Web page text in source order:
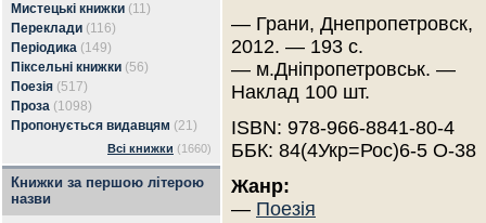
Мистецькі книжки (11)
Переклади (116)
Періодика (149)
Піксельні книжки (56)
Поезія (517)
Проза (1098)
Пропонується видавцям (21)
Всі книжки (1660)
Книжки за першою літерою
назви
— Грани, Днепропетровск,
2012. — 193 с.
— м.Дніпропетровськ. —
Наклад 100 шт.
ISBN: 978-966-8841-80-4
ББК: 84(4Укр=Рос)6-5 О-38
Жанр:
— Поезія